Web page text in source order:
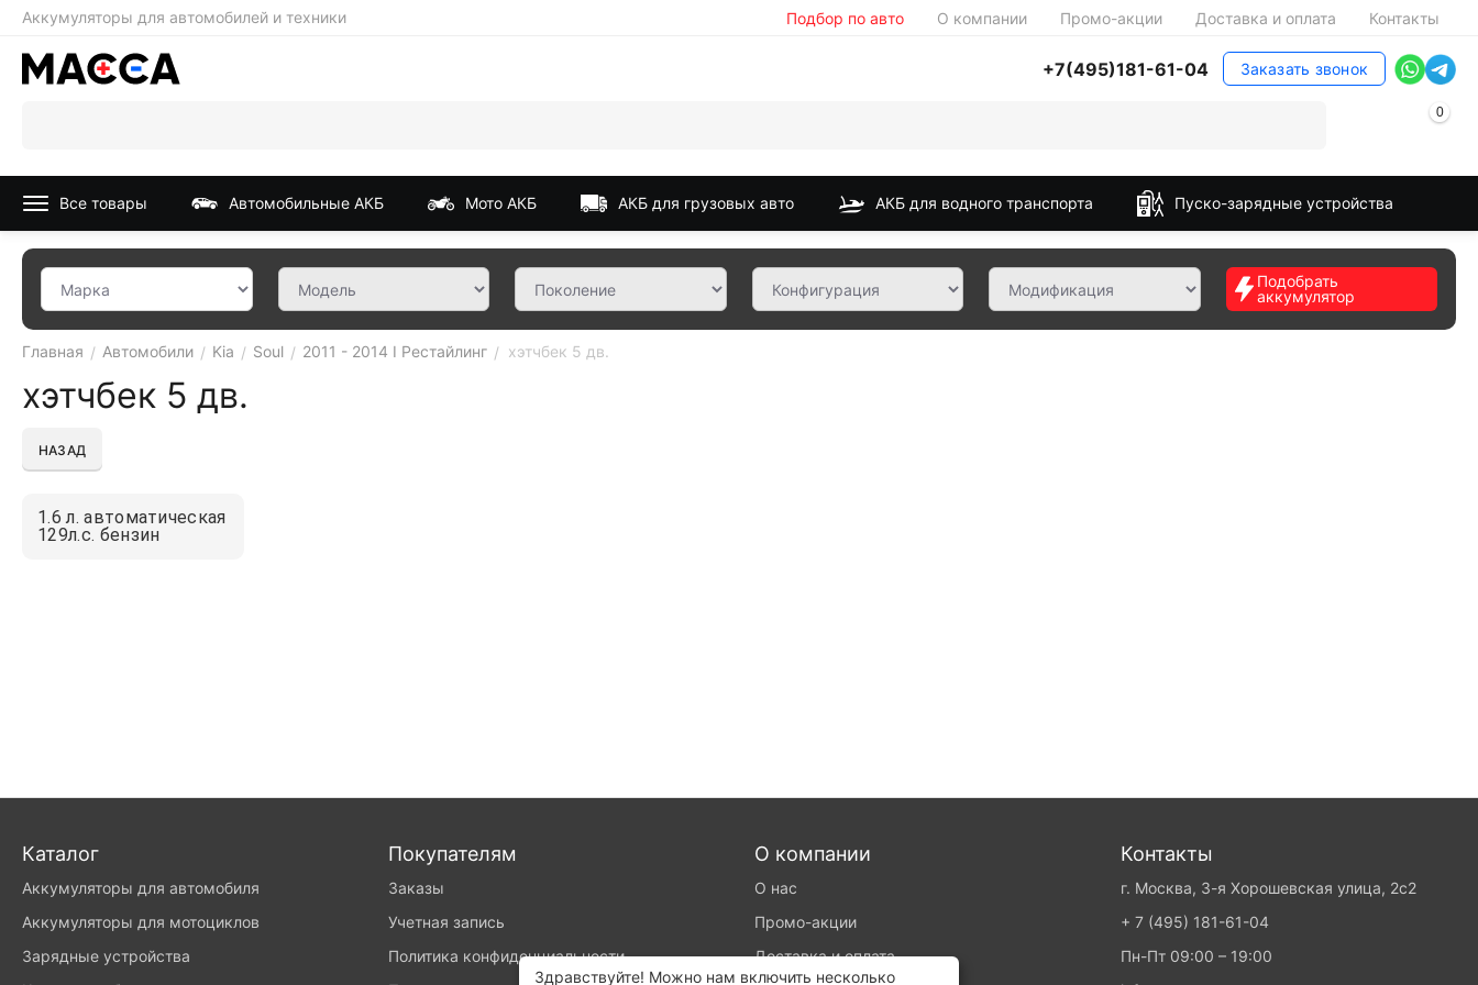
Аккумуляторы для автомобилей и техники Подбор по авто О компании Промо-акции Доставка и оплата Контакты
+7(495)181-61-04 Заказать звонок
0
Все товары Автомобильные АКБ Мото АКБ АКБ для грузовых авто АКБ для водного транспорта Пуско-зарядные устройства
Подобрать
аккумулятор
Главная / Автомобили / Kia / Soul / 2011 - 2014 I Рестайлинг / хэтчбек 5 дв.
хэтчбек 5 дв.
НАЗАД
1.6 л. автоматическая
129л.с. бензин
Каталог
Аккумуляторы для автомобиля
Аккумуляторы для мотоциклов
Зарядные устройства
Покупателям
Заказы
Учетная запись
Политика конфиденциальности
О компании
О нас
Промо-акции
Доставка и оплата
Контакты
г. Москва, 3-я Хорошевская улица, 2с2
+ 7 (495) 181-61-04
Пн-Пт 09:00 – 19:00
Здравствуйте! Можно нам включить несколько